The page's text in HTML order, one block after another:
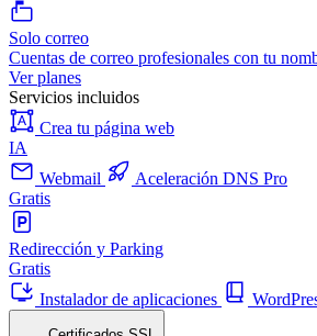
Solo correo
Cuentas de correo profesionales con tu
Ver planes
Servicios incluidos
Crea tu página web
IA
Webmail
Aceleración DNS Pro
Gratis
Redirección y Parking
Gratis
Instalador de aplicaciones